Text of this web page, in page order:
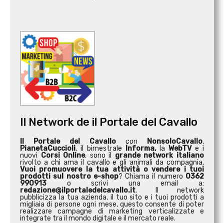
Il Network de il Portale del Cavallo
Il Portale del Cavallo con NonsoloCavallo,
PianetaCuccioli, il bimestrale Informa,laWebTVe i
nuovi Corsi Online, sono il grande network italiano
rivolto a chi ama il cavallo e gli animali da compagnia.
Vuoi promuovere la tua attività ovendere i tuoi
prodotti sul nostro e-shop? Chiama il numero 0362
990913 o scrivi una email a:
redazione@ilportaledelcavallo.it. Il network
pubblicizza la tua azienda, il tuo sito e i tuoi prodotti a
migliaia di persone ogni mese, questo consente di poter
realizzare campagne di marketing verticalizzate e
integrate tra il mondo digitale e il mercato reale.